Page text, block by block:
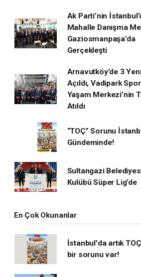
Ak Parti’nin
Mahalle Danışma
Gaziosmanpaşa’da
Gerçekleşti
Arnavutköy’de 3
Açıldı, Vadipark
Yaşam Merkezi’nin
Atıldı
“TOÇ” Sorunu
Gündeminde!
Sultangazi
Kulübü Süper Lig’de
En Çok Okunanlar
İstanbul'da artık
bir sorunu var!